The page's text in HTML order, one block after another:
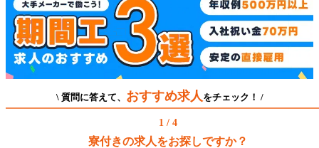
\ 質問に答えて、 おすすめ求人 をチェック！ /
1 / 4
寮付きの求人をお探しですか？